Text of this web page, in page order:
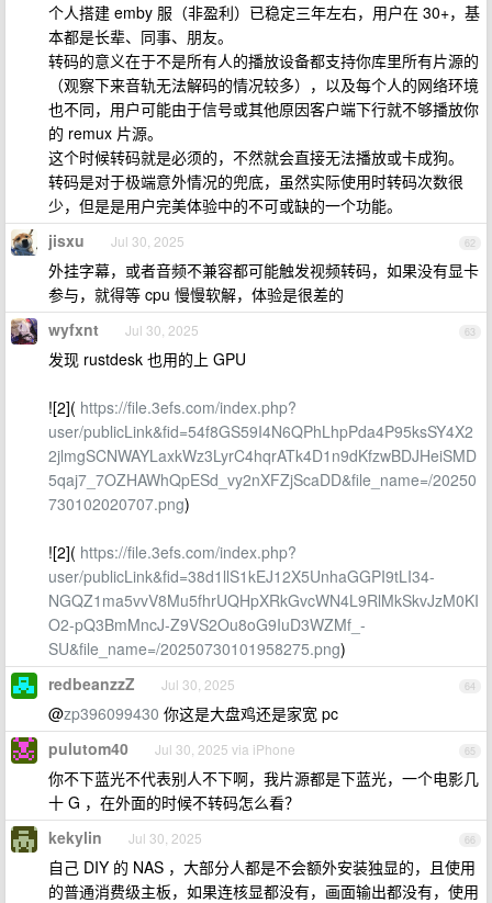
个人搭建 emby 服（非盈利）已稳定三年左右，用户在 30+，基
本都是长辈、同事、朋友。
转码的意义在于不是所有人的播放设备都支持你库里所有片源的
（观察下来音轨无法解码的情况较多），以及每个人的网络环境
也不同，用户可能由于信号或其他原因客户端下行就不够播放你
的 remux 片源。
这个时候转码就是必须的，不然就会直接无法播放或卡成狗。
转码是对于极端意外情况的兜底，虽然实际使用时转码次数很
少，但是是用户完美体验中的不可或缺的一个功能。
62
jisxu Jul 30, 2025
外挂字幕，或者音频不兼容都可能触发视频转码，如果没有显卡
参与，就得等 cpu 慢慢软解，体验是很差的
63
wyfxnt Jul 30, 2025
发现 rustdesk 也用的上 GPU
![2]( https://file.3efs.com/index.php?
user/publicLink&fid=54f8GS59I4N6QPhLhpPda4P95ksSY4X2
2jlmgSCNWAYLaxkWz3LyrC4hqrATk4D1n9dKfzwBDJHeiSMD
5qaj7_7OZHAWhQpESd_vy2nXFZjScaDD&file_name=/20250
730102020707.png)
![2]( https://file.3efs.com/index.php?
user/publicLink&fid=38d1llS1kEJ12X5UnhaGGPI9tLI34-
NGQZ1ma5vvV8Mu5fhrUQHpXRkGvcWN4L9RlMkSkvJzM0KI
O2-pQ3BmMncJ-Z9VS2Ou8oG9IuD3WZMf_-
SU&file_name=/20250730101958275.png)
64
redbeanzzZ Jul 30, 2025
@zp396099430 你这是大盘鸡还是家宽 pc
65
pulutom40 Jul 30, 2025 via iPhone
你不下蓝光不代表别人不下啊，我片源都是下蓝光，一个电影几
十 G ，在外面的时候不转码怎么看？
66
kekylin Jul 30, 2025
自己 DIY 的 NAS ，大部分人都是不会额外安装独显的，且使用
的普通消费级主板，如果连核显都没有，画面输出都没有，使用